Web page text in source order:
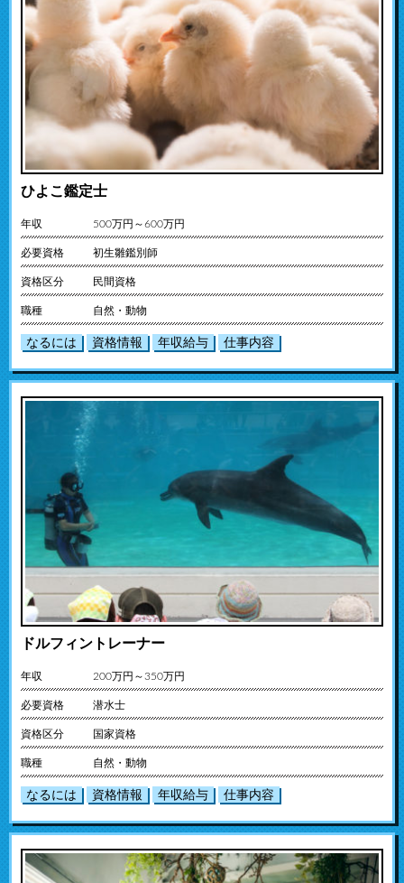
ひよこ鑑定士
年収 500万円～600万円
必要資格 初生雛鑑別師
資格区分 民間資格
職種 自然・動物
なるには 資格情報 年収給与 仕事内容
ドルフィントレーナー
年収 200万円～350万円
必要資格 潜水士
資格区分 国家資格
職種 自然・動物
なるには 資格情報 年収給与 仕事内容